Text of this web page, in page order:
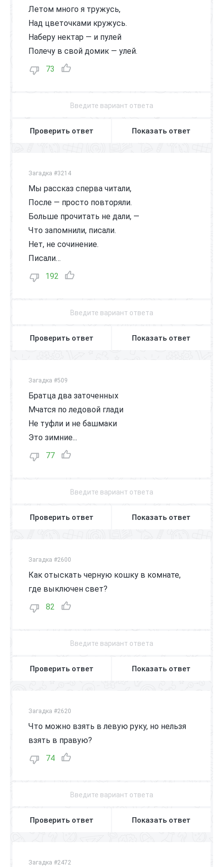
Летом много я тружусь,
Над цветочками кружусь.
Наберу нектар — и пулей
Полечу в свой домик — улей.
73
Проверить ответ Показать ответ
Загадка #3214
Мы рассказ сперва читали,
После — просто повторяли.
Больше прочитать не дали, —
Что запомнили, писали.
Нет, не сочинение.
Писали…
192
Проверить ответ Показать ответ
Загадка #509
Братца два заточенных
Мчатся по ледовой глади
Не туфли и не башмаки
Это зимние...
77
Проверить ответ Показать ответ
Загадка #2600
Как отыскать черную кошку в комнате,
где выключен свет?
82
Проверить ответ Показать ответ
Загадка #2620
Что можно взять в левую руку, но нельзя
взять в правую?
74
Проверить ответ Показать ответ
Загадка #2472